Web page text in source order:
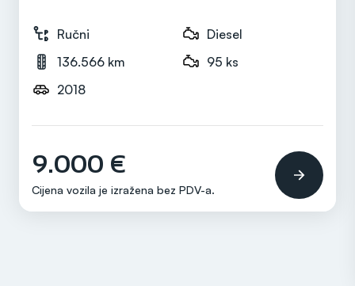
102 ks
Mjenjač
Ručni
Ručni
Diesel
136.566 km
95 ks
2018
9.000 €
Cijena vozila je izražena bez PDV-a.